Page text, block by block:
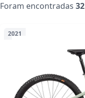
Foram encontradas 32
2021